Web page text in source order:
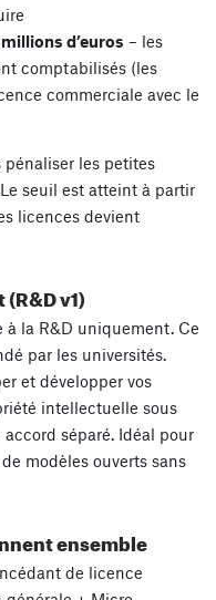
d’euros – les
comptabilisés (les
commerciale avec le
les petites
seuil est atteint à partir
licences devient
v1)
à la R&D uniquement. Ce
par les universités.
et développer vos
intellectuelle sous
séparé. Idéal pour
modèles ouverts sans
ensemble
de licence